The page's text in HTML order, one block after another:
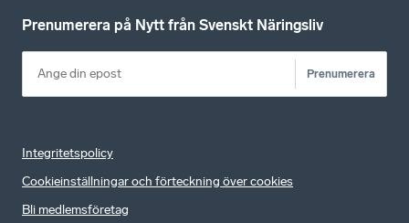
Prenumerera på Nytt från Svenskt Näringsliv
Prenumerera
Integritetspolicy
Cookieinställningar och förteckning över cookies
Bli medlemsföretag